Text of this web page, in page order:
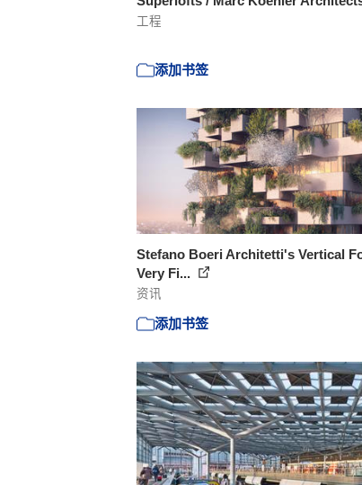
工程
添加书签
Stefano Boeri Architetti's Vertical
Very Fi...
资讯
添加书签